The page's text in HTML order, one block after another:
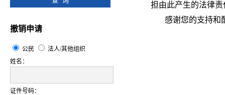
撤销申请
公民
法人/其他组织
姓名：
证件号码：
担由此产生的法律责
感谢您的支持和